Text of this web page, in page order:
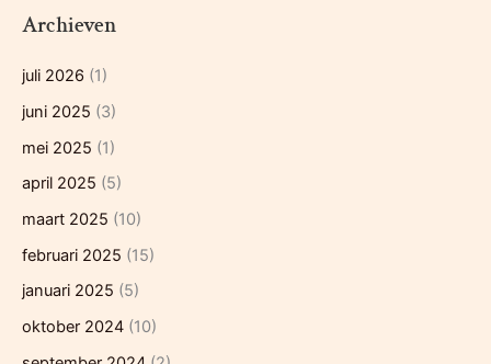
Archieven
juli 2026 (1)
juni 2025 (3)
mei 2025 (1)
april 2025 (5)
maart 2025 (10)
februari 2025 (15)
januari 2025 (5)
oktober 2024 (10)